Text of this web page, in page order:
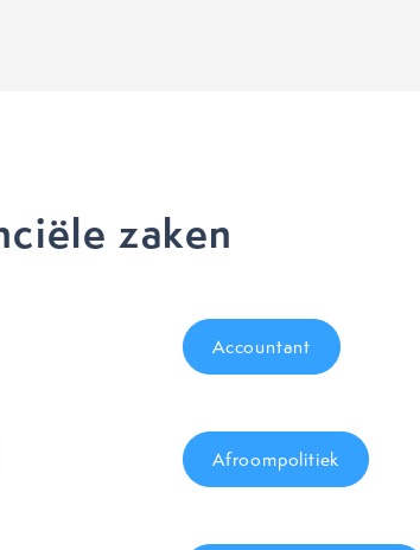
zaken
Accountant
Afroompolitiek